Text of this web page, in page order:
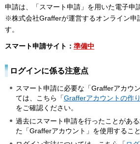
申請は、「スマート申請」を用いた電子申
※株式会社Grafferが運営するオンライン申
す。
スマート申請サイト： 準備中
ログインに係る注意点
スマート申請に必要な「Grafferアカウ
ては、こちら「Grafferアカウントの作
をご確認ください。
過去にスマート申請を行ったことがあ
た「Grafferアカウント」を使用するこ